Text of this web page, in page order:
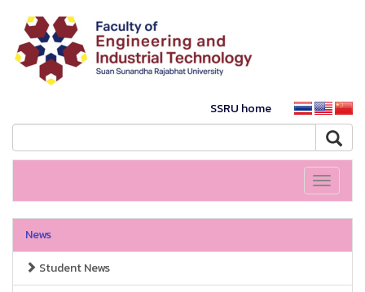
SSRU home
Toggle
News
Student News